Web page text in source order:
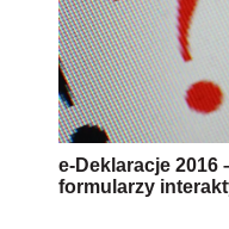
e-Deklaracje 2016
formularzy